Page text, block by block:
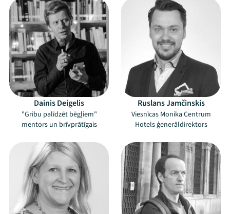
Dainis Deigelis
"Gribu palīdzēt bēgļiem"
mentors un brīvprātīgais
Ruslans Jamčinskis
Viesnīcas Monika Centrum
Hotels ģenerāldirektors